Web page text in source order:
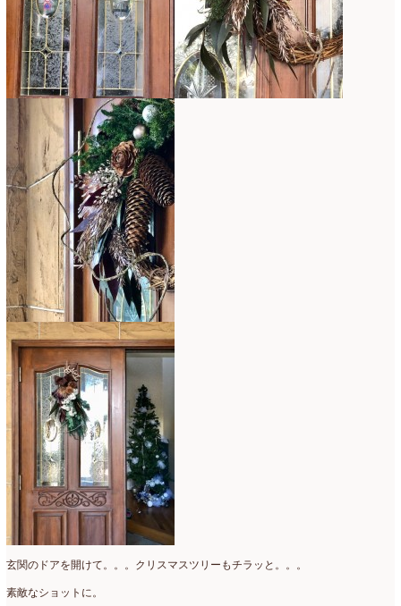
玄関のドアを開けて。。。クリスマスツリーもチラッと。。。
素敵なショットに。